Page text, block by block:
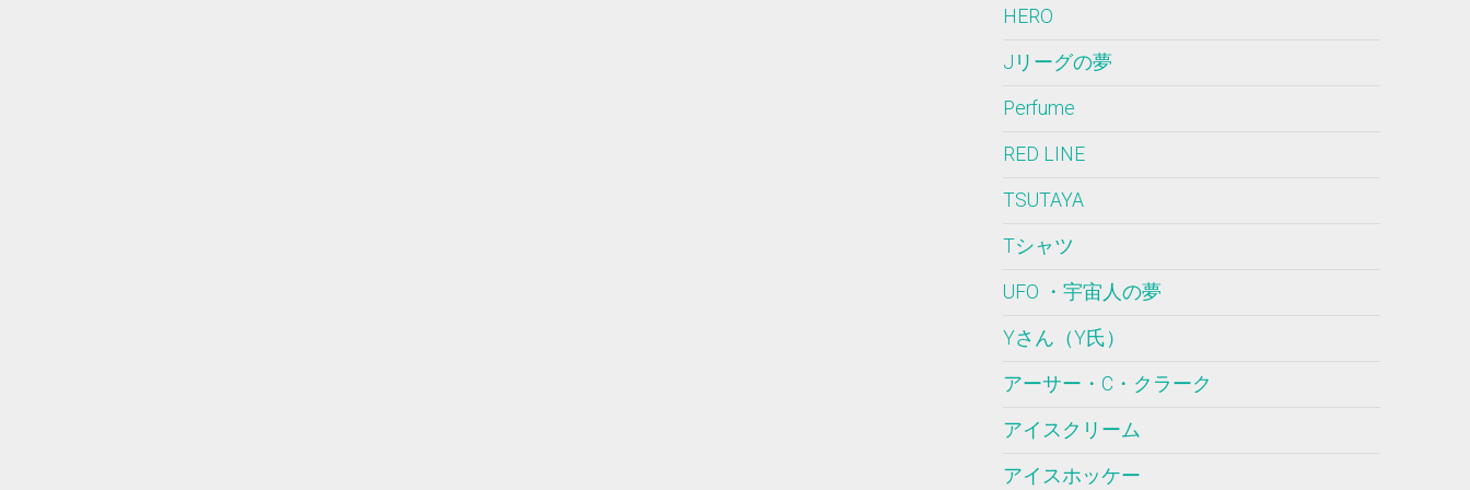
HERO
Jリーグの夢
Perfume
RED LINE
TSUTAYA
Tシャツ
UFO ・宇宙人の夢
Yさん（Y氏）
アーサー・C・クラーク
アイスクリーム
アイスホッケー